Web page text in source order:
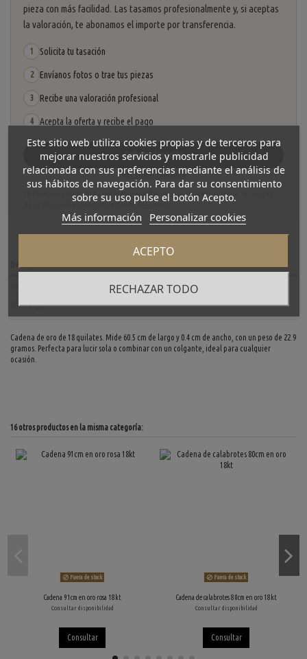
pieza con más facilidad. Las tasamos profesionalmente y, si aceptas
la valoración, te abonamos el importe por transferencia.
1 Solicita tu tasación
2 Envíanos fotos o trae tus piezas
3 Recibe una valoración profesional
4 Acepta la oferta y recibe el pago
Solicitar tasación
Ver cómo funciona
La tasación está sujeta a revisión y aceptación tras recibir y verificar las piezas.
No se descuenta automáticamente del carrito.
Reviews(0)
Cadena de oro de 18 quilates. Mide 60.5 cm de largo y 0.4 cm de ancho, con un peso de 22.9
gramos. Perfecta para lucir sola o combinar con un colgante, ideal para cualquier
ocasión.
16 otros productos en la misma categoría:
Fuera de stock
Cadena 91cm en oro rosa 18kt
Consultar disponibilidad
Consultar
Fuera de stock
Cadena de calabrotes 80cm en oro 18kt
Consultar disponibilidad
Consultar
Este sitio web utiliza cookies propias y de terceros para
mejorar nuestros servicios y mostrarle publicidad
relacionada con sus preferencias mediante el análisis de
sus hábitos de navegación. Para dar su consentimiento
sobre su uso pulse el botón Acepto.
Más información Personalizar cookies
RECHAZAR TODO
ACEPTO